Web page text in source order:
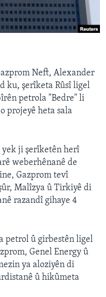
Neft, Alexander
ku, şerîketa Rûsî ligel
petrola "Bedre" li
projeyê heta sala
yek ji şerîketên herî
weberhênanê de
Gazprom tevî
Malîzya û Tirkiyê di
razandî gihaye 4
petrol û girbestên ligel
Genel Energy û
ya aloziyên di
û hikûmeta